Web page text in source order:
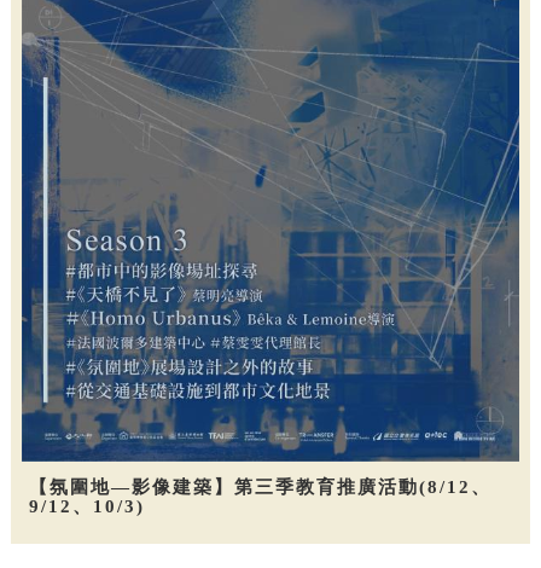
【氛圍地—影像建築】第三季教育推廣活動(8/12、
9/12、10/3)